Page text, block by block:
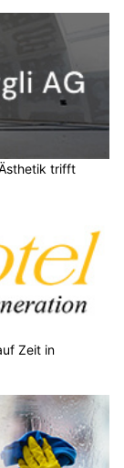
trifft
Zeit in